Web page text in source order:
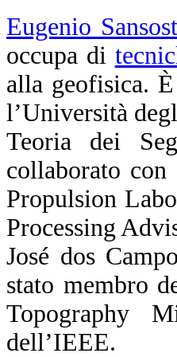
Eugenio
occupa di
alla geofisica.
l’Università
Teoria dei
collaborato
Propulsion
Processing
José dos
stato membro
Topography
dell’IEEE.